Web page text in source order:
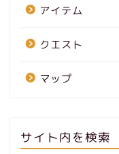
アイテム
クエスト
マップ
サイト内を検索